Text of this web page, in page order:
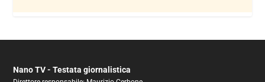
Nano TV - Testata giornalistica